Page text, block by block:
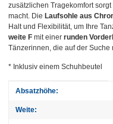
zusätzlichen Tragekomfort
macht. Die Laufsohle aus
Halt und Flexibilität, um Ihre
weite F mit einer runden
Tänzerinnen, die auf der
* Inklusiv einem Schuhbeutel
Produkteigenschaft
Wert
Absatzhöhe:
Weite: